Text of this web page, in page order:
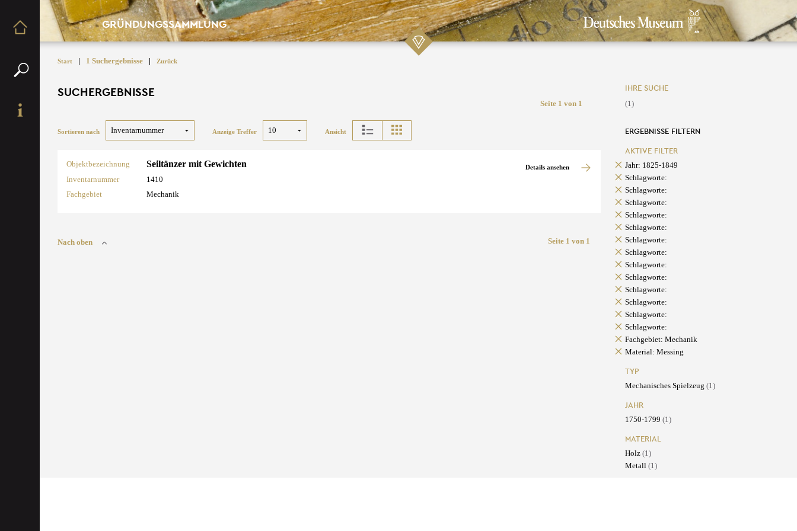
GRÜNDUNGSSAMMLUNG
Start | 1 Suchergebnisse | Zurück
SUCHERGEBNISSE
Seite 1 von 1
Sortieren nach Anzeige Treffer Ansicht
Objektbezeichnung Seiltänzer mit Gewichten
Inventarnummer
1410
Fachgebiet
Mechanik
Details ansehen
Nach oben Seite 1 von 1
IHRE SUCHE
(1)
ERGEBNISSE FILTERN
AKTIVE FILTER
Jahr: 1825-1849
Schlagworte:
Schlagworte:
Schlagworte:
Schlagworte:
Schlagworte:
Schlagworte:
Schlagworte:
Schlagworte:
Schlagworte:
Schlagworte:
Schlagworte:
Schlagworte:
Schlagworte:
Fachgebiet: Mechanik
Material: Messing
TYP
Mechanisches Spielzeug (1)
JAHR
1750-1799 (1)
MATERIAL
Holz (1)
Metall (1)